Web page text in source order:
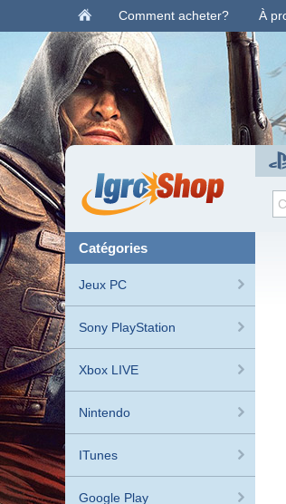
Comment acheter? À
catégories
Jeux PC
Sony PlayStation
Xbox LIVE
Nintendo
ITunes
Google Play